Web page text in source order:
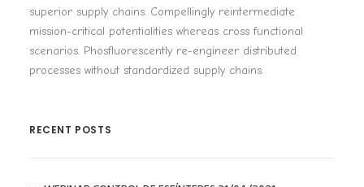
superior supply chains. Compellingly reintermediate
mission-critical potentialities whereas cross functional
scenarios. Phosfluorescently re-engineer distributed
processes without standardized supply chains.
RECENT POSTS